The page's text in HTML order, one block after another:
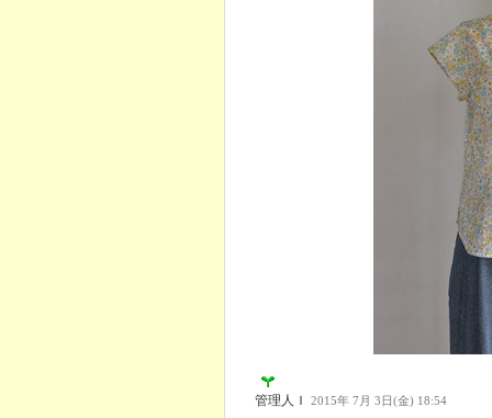
管理人Ｉ 2015年 7月 3日(金) 18:54